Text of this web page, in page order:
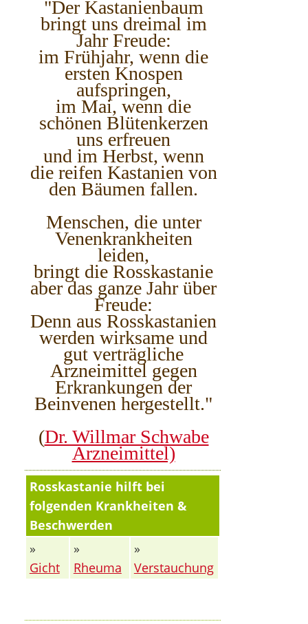
"Der Kastanienbaum
bringt uns dreimal im
Jahr Freude:
im Frühjahr, wenn die
ersten Knospen
aufspringen,
im Mai, wenn die
schönen Blütenkerzen
uns erfreuen
und im Herbst, wenn
die reifen Kastanien von
den Bäumen fallen.
Menschen, die unter
Venenkrankheiten
leiden,
bringt die Rosskastanie
aber das ganze Jahr über
Freude:
Denn aus Rosskastanien
werden wirksame und
gut verträgliche
Arzneimittel gegen
Erkrankungen der
Beinvenen hergestellt."
(Dr. Willmar Schwabe
Arzneimittel)
Rosskastanie hilft bei
folgenden Krankheiten &
Beschwerden
»
Gicht
»
Rheuma
»
Verstauchung